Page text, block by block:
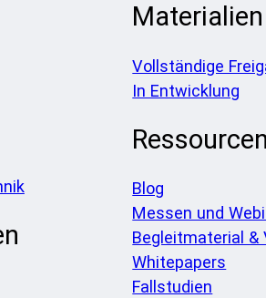
Materialien
Vollständige
In Entwicklung
Ressourcen
Blog
Messen und
Begleitmaterial &
Whitepapers
Fallstudien